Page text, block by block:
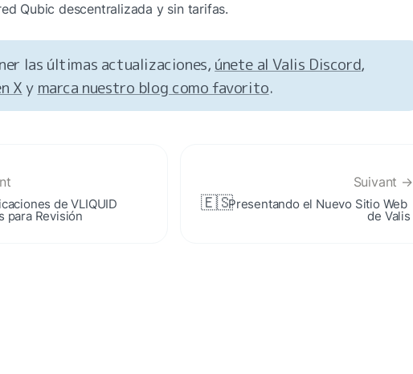
Qubic descentralizada y sin tarifas.
las últimas actualizaciones, únete al Valis Discord
X y marca nuestro blog como favorito.
de VLIQUID
para Revisión
Suivant →
🇪🇸Presentando el Nuevo Sitio Web
de Valis